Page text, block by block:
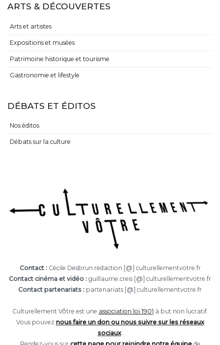
ARTS & DÉCOUVERTES
Arts et artistes
Expositions et musées
Patrimoine historique et tourisme
Gastronomie et lifestyle
DÉBATS ET ÉDITOS
Nos éditos
Débats sur la culture
Contact :Cécile Desbrun redaction [@] culturellementvotre.fr
Contact cinéma et vidéo : guillaume.creis [@] culturellementvotre.fr
Contact partenariats : partenariats [@] culturellementvotre.fr
Culturellement Vôtre est une association loi 1901 à but non lucratif.
Vous pouvez nous faire un don ou nous suivre sur les réseaux
sociaux.